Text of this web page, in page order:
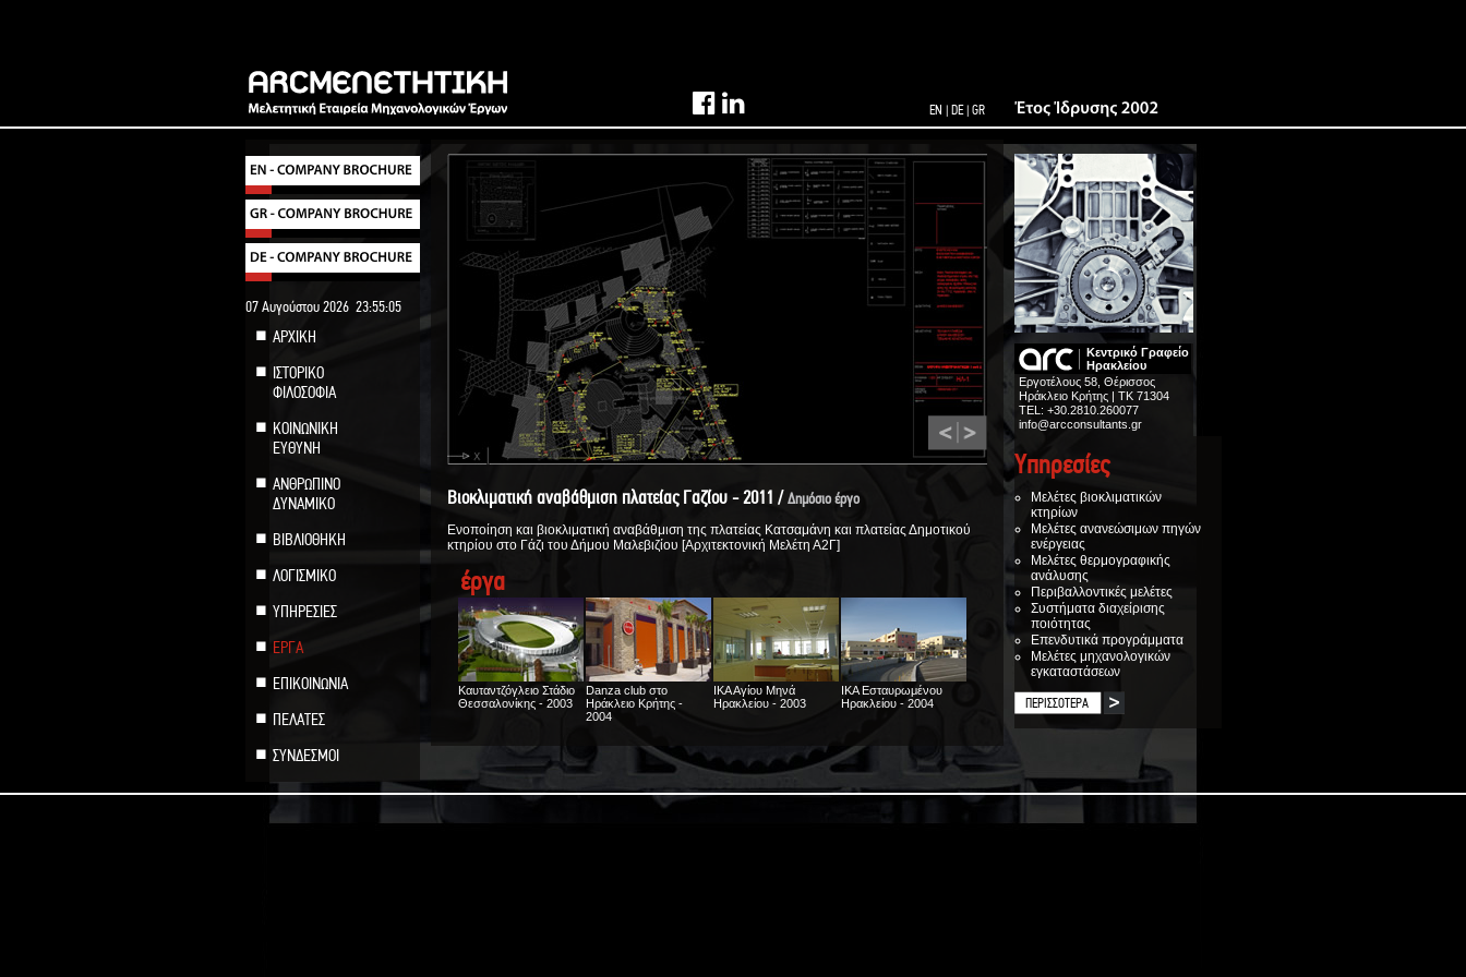
EN | DE| GR
07 Αυγούστου 2026 23:55:05
ΑΡΧΙΚΗ
ΙΣΤΟΡΙΚΟ
ΦΙΛΟΣΟΦΙΑ
ΚΟΙΝΩΝΙΚΗ
ΕΥΘΥΝΗ
ΑΝΘΡΩΠΙΝΟ
ΔΥΝΑΜΙΚΟ
ΒΙΒΛΙΟΘΗΚΗ
ΛΟΓΙΣΜΙΚΟ
ΥΠΗΡΕΣΙΕΣ
ΕΡΓΑ
ΕΠΙΚΟΙΝΩΝΙΑ
ΠΕΛΑΤΕΣ
ΣΥΝΔΕΣΜΟΙ
Βιοκλιματική αναβάθμιση πλατείας Γαζίου - 2011 /Δημόσιο έργο
Ενοποίηση και βιοκλιματική αναβάθμιση της πλατείας Κατσαμάνη και πλατείας Δημοτικού
κτηρίου στο Γάζι του Δήμου Μαλεβιζίου [Αρχιτεκτονική Μελέτη Α2Γ]
έργα
Καυταντζόγλειο Στάδιο
Θεσσαλονίκης - 2003
Danza club στο
Ηράκλειο Κρήτης -
2004
ΙΚΑ Αγίου Μηνά
Ηρακλείου - 2003
ΙΚΑ Εσταυρωμένου
Ηρακλείου - 2004
Κεντρικό Γραφείο
Ηρακλείου
Εργοτέλους 58, Θέρισσος
Ηράκλειο Κρήτης | ΤΚ 71304
TEL: +30.2810.260077
info@arcconsultants.gr
Υπηρεσίες
Μελέτες βιοκλιματικών
κτηρίων
Μελέτες ανανεώσιμων πηγών
ενέργειας
Μελέτες θερμογραφικής
ανάλυσης
Περιβαλλοντικές μελέτες
Συστήματα διαχείρισης
ποιότητας
Επενδυτικά προγράμματα
Μελέτες μηχανολογικών
εγκαταστάσεων
ΠΕΡΙΣΣΟΤΕΡΑ